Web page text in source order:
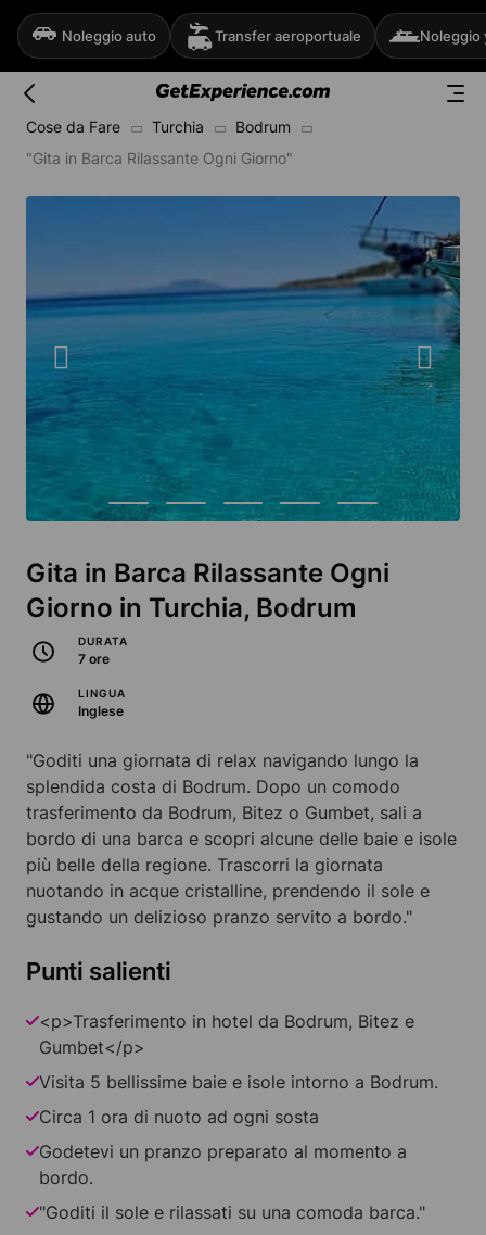
Noleggio auto Transfer aeroportuale Noleggio
Cose da Fare Turchia
Bodrum
"Gita in Barca Rilassante Ogni Giorno"
Gita in Barca Rilassante Ogni
Giorno in Turchia, Bodrum
DURATA
7 ore
LINGUA
Inglese
"Goditi una giornata di relax navigando lungo la
splendida costa di Bodrum. Dopo un comodo
trasferimento da Bodrum, Bitez o Gumbet, sali a
bordo di una barca e scopri alcune delle baie e isole
più belle della regione. Trascorri la giornata
nuotando in acque cristalline, prendendo il sole e
gustando un delizioso pranzo servito a bordo."
Punti salienti
<p>Trasferimento in hotel da Bodrum, Bitez e
Gumbet</p>
Visita 5 bellissime baie e isole intorno a Bodrum.
Circa 1 ora di nuoto ad ogni sosta
Godetevi un pranzo preparato al momento a
bordo.
"Goditi il sole e rilassati su una comoda barca."